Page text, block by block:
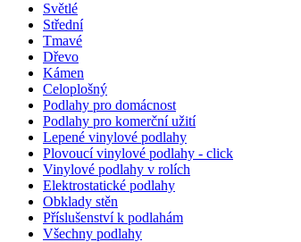
Světlé
Střední
Tmavé
Dřevo
Kámen
Celoplošný
Podlahy pro domácnost
Podlahy pro komerční užití
Lepené vinylové podlahy
Plovoucí vinylové podlahy - click
Vinylové podlahy v rolích
Elektrostatické podlahy
Obklady stěn
Příslušenství k podlahám
Všechny podlahy